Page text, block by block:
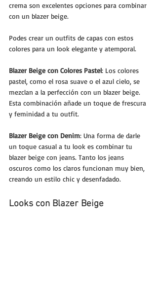
crema son excelentes opciones para combinar
con un blazer beige.
Podes crear un outfits de capas con estos
colores para un look elegante y atemporal.
Blazer Beige con Colores Pastel: Los colores
pastel, como el rosa suave o el azul cielo, se
mezclan a la perfección con un blazer beige.
Esta combinación añade un toque de frescura
y feminidad a tu outfit.
Blazer Beige con Denim: Una forma de darle
un toque casual a tu look es combinar tu
blazer beige con jeans. Tanto los jeans
oscuros como los claros funcionan muy bien,
creando un estilo chic y desenfadado.
Looks con Blazer Beige